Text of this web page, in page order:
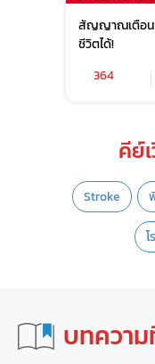
สัญญาณเตือน
ชีวิตได้!
364
คีย์
Stroke
บทควา